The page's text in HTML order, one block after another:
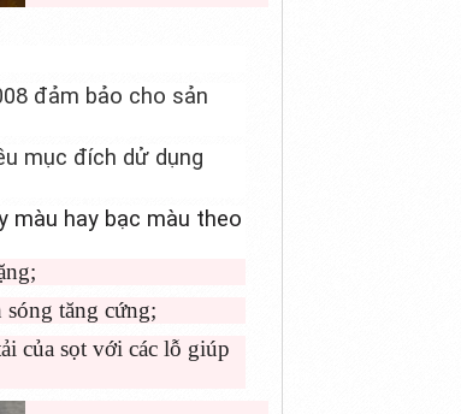
đảm bảo cho sản
mục đích dử dụng
màu hay bạc màu theo
tăng cứng;
của sọt với các lỗ giúp